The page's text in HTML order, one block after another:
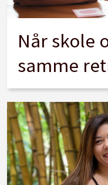
Når skole
samme